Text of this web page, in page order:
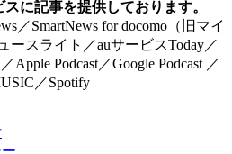
に記事を提供しております。
／SmartNews for docomo（旧マイ
ースライト／auサービスToday／
Apple Podcast／Google Podcast ／
／Spotify